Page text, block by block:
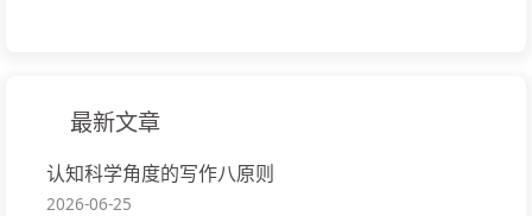
最新文章
认知科学角度的写作八原则
2026-06-25